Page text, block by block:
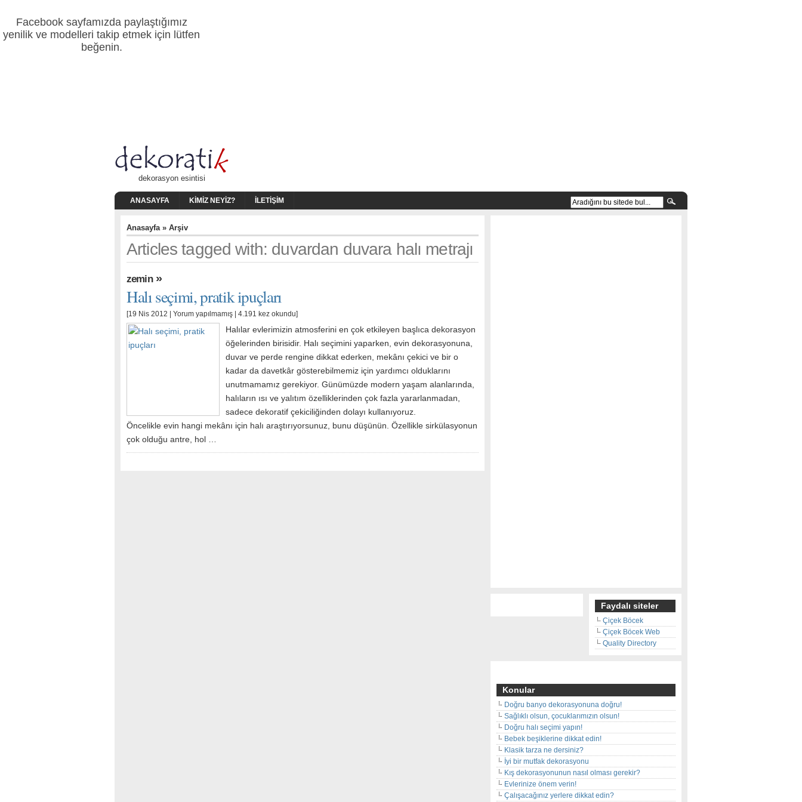
Facebook sayfamızda paylaştığımız
yenilik ve modelleri takip etmek için lütfen
beğenin.
dekorasyon esintisi
ANASAYFA KIMIZ NEYIZ? İLETIŞIM
Anasayfa» Arşiv
Articles tagged with: duvardan duvara halı metrajı
zemin»
Halı seçimi, pratik ipuçları
[19 Nis 2012 | Yorum yapılmamış | 4.191 kez okundu]
Halılar evlerimizin atmosferini en çok etkileyen başlıca dekorasyon
öğelerinden birisidir. Halı seçimini yaparken, evin dekorasyonuna,
duvar ve perde rengine dikkat ederken, mekânı çekici ve bir o
kadar da davetkâr gösterebilmemiz için yardımcı olduklarını
unutmamamız gerekiyor. Günümüzde modern yaşam alanlarında,
halıların ısı ve yalıtım özelliklerinden çok fazla yararlanmadan,
sadece dekoratif çekiciliğinden dolayı kullanıyoruz.
Öncelikle evin hangi mekânı için halı araştırıyorsunuz, bunu düşünün. Özellikle sirkülasyonun
çok olduğu antre, hol …
Faydalı siteler
Çiçek Böcek
Çiçek Böcek Web
Quality Directory
Konular
Doğru banyo dekorasyonuna doğru!
Sağlıklı olsun, çocuklarımızın olsun!
Doğru halı seçimi yapın!
Bebek beşiklerine dikkat edin!
Klasik tarza ne dersiniz?
İyi bir mutfak dekorasyonu
Kış dekorasyonunun nasıl olması gerekir?
Evlerinize önem verin!
Çalışacağınız yerlere dikkat edin?